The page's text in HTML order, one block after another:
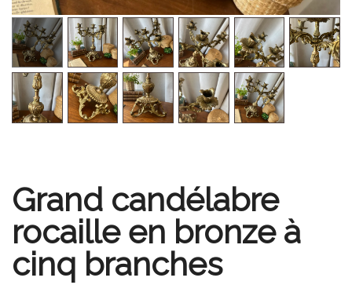
Grand candélabre
rocaille en bronze à
cinq branches